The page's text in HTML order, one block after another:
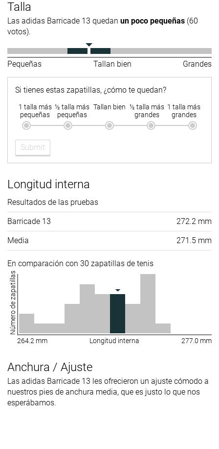
Talla
Las adidas Barricade 13 quedan un poco pequeñas (60
votos).
Pequeñas Tallan bien Grandes
Si tienes estas zapatillas, ¿cómo te quedan?
1 talla más
pequeñas
½ talla más
pequeñas
Tallan bien ½ talla más
grandes
1 talla más
grandes
Submit
Longitud interna
Resultados de las pruebas
Barricade 13 272.2 mm
Media 271.5 mm
En comparación con 30 zapatillas de tenis
Número de zapatillas
264.2 mm Longitud interna 277.0 mm
Anchura / Ajuste
Las adidas Barricade 13 les ofrecieron un ajuste cómodo a
nuestros pies de anchura media, que es justo lo que nos
esperábamos.